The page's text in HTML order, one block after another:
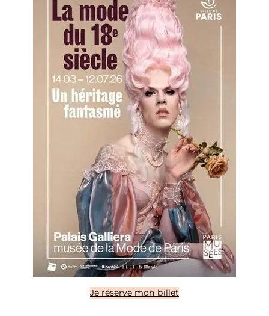
Je réserve mon billet